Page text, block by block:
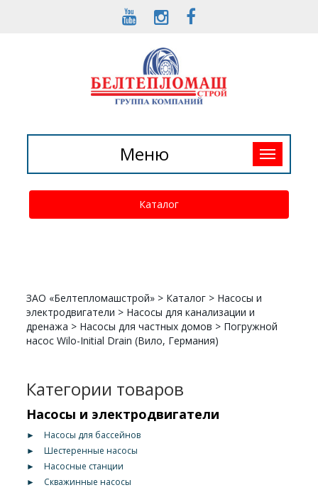
Toggle
navigation
Меню
Каталог
ЗАО «Белтепломашстрой» > Каталог > Насосы и
электродвигатели > Насосы для канализации и
дренажа > Насосы для частных домов > Погружной
насос Wilo-Initial Drain (Вило, Германия)
Категории товаров
Насосы и электродвигатели
►
Насосы для бассейнов
►
Шестеренные насосы
►
Насосные станции
►
Скважинные насосы